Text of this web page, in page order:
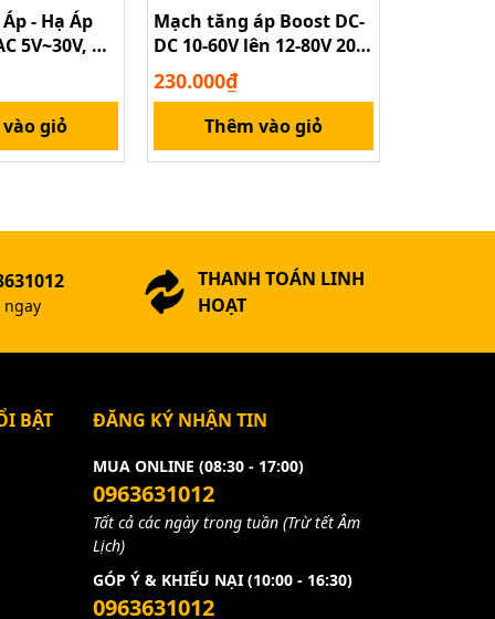
- Hạ Áp
5V~30V, DC
giỏ
Mạch tăng áp Boost DC-
DC 10-60V lên 12-80V 20A
1200W
230.000₫
Thêm vào giỏ
THANH TOÁN LINH
HOẠT
BẬT ĐĂNG KÝ NHẬN TIN
MUA ONLINE (08:30 - 17:00)
0963631012
Tất cả các ngày trong tuần (Trừ tết Âm
Lịch)
GÓP Ý & KHIẾU NẠI (10:00 - 16:30)
0963631012